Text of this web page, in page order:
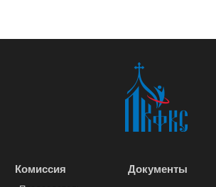
Комиссия Документы